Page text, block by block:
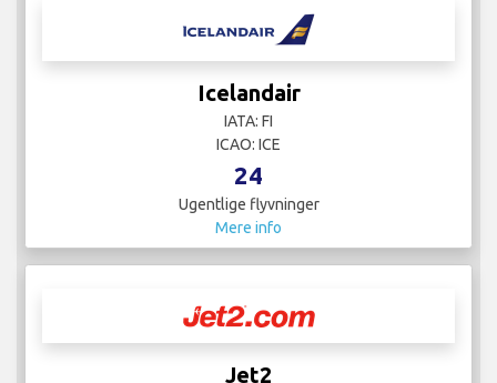
Icelandair
IATA: FI
ICAO: ICE
24
Ugentlige flyvninger
Mere info
Jet2